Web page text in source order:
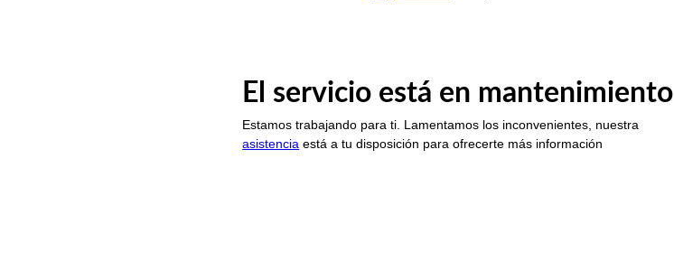
El servicio está en mantenimiento
Estamos trabajando para ti. Lamentamos los inconvenientes, nuestra
asistencia está a tu disposición para ofrecerte más información